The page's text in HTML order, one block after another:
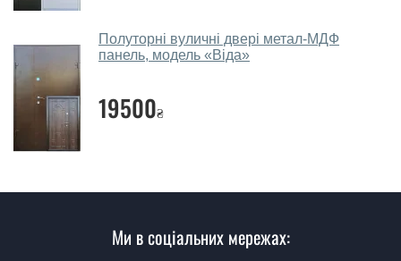
Виклик замірника-консультанта коштує 450 грн.
Ви робите установку вхідних дверей?
Так робимо. Монтаж вхідних дверей проводиться
згідно з чергою, у всі дні крім неділі.
Вартість встановлення дверей Галант - від 1600 грн.
Полуторні вуличні двері метал-МДФ
панель, модель «Віда»
19500₴
Ми в соціальних мережах: